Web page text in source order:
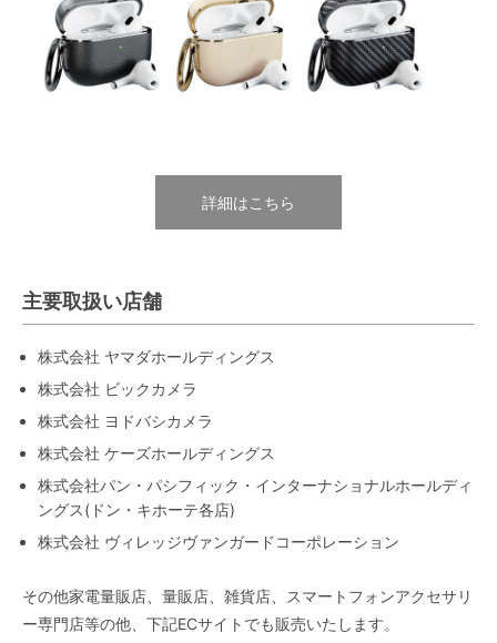
詳細はこちら
主要取扱い店舗
株式会社 ヤマダホールディングス
株式会社 ビックカメラ
株式会社 ヨドバシカメラ
株式会社 ケーズホールディングス
株式会社パン・パシフィック・インターナショナルホールディ
ングス(ドン・キホーテ各店)
株式会社 ヴィレッジヴァンガードコーポレーション
その他家電量販店、量販店、雑貨店、スマートフォンアクセサリ
ー専門店等の他、下記ECサイトでも販売いたします。